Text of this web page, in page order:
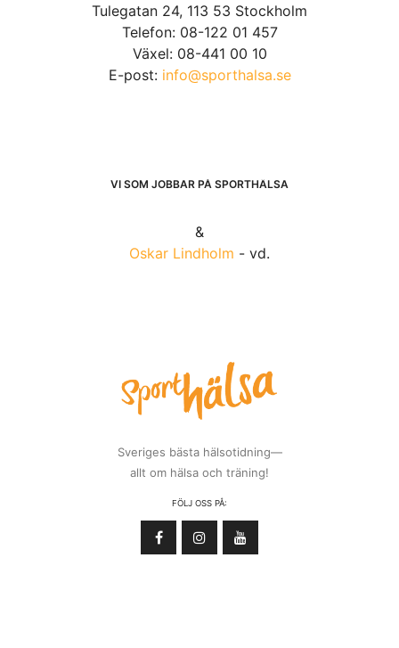
Tulegatan 24, 113 53 Stockholm
Telefon: 08-122 01 457
Växel: 08-441 00 10
E-post: info@sporthalsa.se
VI SOM JOBBAR PÅ SPORTHÄLSA
&
Oskar Lindholm - vd.
Sveriges bästa hälsotidning—
allt om hälsa och träning!
FÖLJ OSS PÅ: